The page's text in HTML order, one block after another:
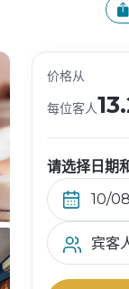
价格从
每位客人
请选择日期
宾客